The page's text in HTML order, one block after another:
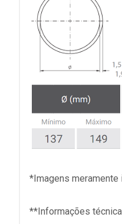
*Imagens meramente
**Informações